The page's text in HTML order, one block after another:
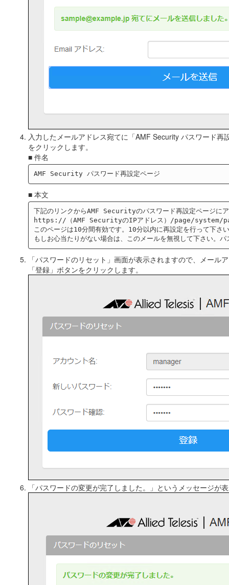
入力したメールアドレス宛てに「AMF Security パスワード
をクリックします。
■ 件名
■ 本文
下記のリンクからAMF Securityのパスワード再設定ページに
https://（AMF SecurityのIPアドレス）/page/system/
このページは10分間有効です。10分以内に再設定を行って下さ
「パスワードのリセット」画面が表示されますので、メー
「登録」ボタンをクリックします。
「パスワードの変更が完了しました。」というメッセージ